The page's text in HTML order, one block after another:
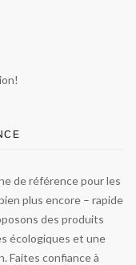
de référence pour les
plus encore – rapide
des produits
écologiques et une
Faites confiance à